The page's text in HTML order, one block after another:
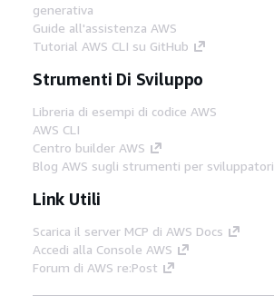
generativa
Guide all'assistenza AWS
Tutorial AWS CLI su GitHub
Strumenti Di Sviluppo
Libreria di esempi di codice AWS
AWS CLI
Centro builder AWS
Blog AWS sugli strumenti per sviluppatori
Link Utili
Scarica il server MCP di AWS Docs
Accedi alla Console AWS
Forum di AWS re:Post